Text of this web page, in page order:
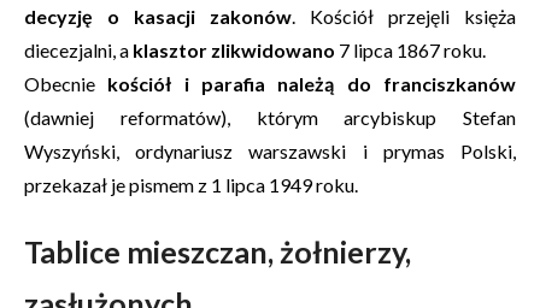
decyzję o kasacji zakonów. Kościół przejęli księża
diecezjalni, a klasztor zlikwidowano 7 lipca 1867 roku.
Obecnie kościół i parafia należą do franciszkanów
(dawniej reformatów), którym arcybiskup Stefan
Wyszyński, ordynariusz warszawski i prymas Polski,
przekazał je pismem z 1 lipca 1949 roku.
Tablice mieszczan, żołnierzy,